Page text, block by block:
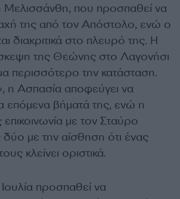
Μελισσάνθη, που προσπαθεί να
της από τον Απόστολο, ενώ ο
διακριτικά στο πλευρό της. Η
της Θεώνης στο Λαγονήσι
περισσότερο την κατάσταση.
η Ασπασία αποφεύγει να
επόμενα βήματά της, ενώ η
με τον Σταύρο
δύο με την αίσθηση ότι ένας
κλείνει οριστικά.
προσπαθεί να